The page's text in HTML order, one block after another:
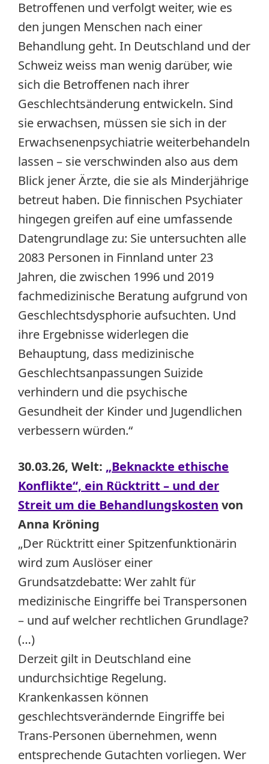
Betroffenen und verfolgt weiter, wie es
den jungen Menschen nach einer
Behandlung geht. In Deutschland und der
Schweiz weiss man wenig darüber, wie
sich die Betroffenen nach ihrer
Geschlechtsänderung entwickeln. Sind
sie erwachsen, müssen sie sich in der
Erwachsenenpsychiatrie weiterbehandeln
lassen – sie verschwinden also aus dem
Blick jener Ärzte, die sie als Minderjährige
betreut haben. Die finnischen Psychiater
hingegen greifen auf eine umfassende
Datengrundlage zu: Sie untersuchten alle
2083 Personen in Finnland unter 23
Jahren, die zwischen 1996 und 2019
fachmedizinische Beratung aufgrund von
Geschlechtsdysphorie aufsuchten. Und
ihre Ergebnisse widerlegen die
Behauptung, dass medizinische
Geschlechtsanpassungen Suizide
verhindern und die psychische
Gesundheit der Kinder und Jugendlichen
verbessern würden.“
30.03.26, Welt: „Beknackte ethische
Konflikte“, ein Rücktritt – und der
Streit um die Behandlungskosten von
Anna Kröning
„Der Rücktritt einer Spitzenfunktionärin
wird zum Auslöser einer
Grundsatzdebatte: Wer zahlt für
medizinische Eingriffe bei Transpersonen
– und auf welcher rechtlichen Grundlage?
(…)
Derzeit gilt in Deutschland eine
undurchsichtige Regelung.
Krankenkassen können
geschlechtsverändernde Eingriffe bei
Trans-Personen übernehmen, wenn
entsprechende Gutachten vorliegen. Wer